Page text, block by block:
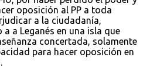
oposición al PP a toda
a la ciudadanía,
a Leganés en una isla que
concertada, solamente
para hacer oposición en